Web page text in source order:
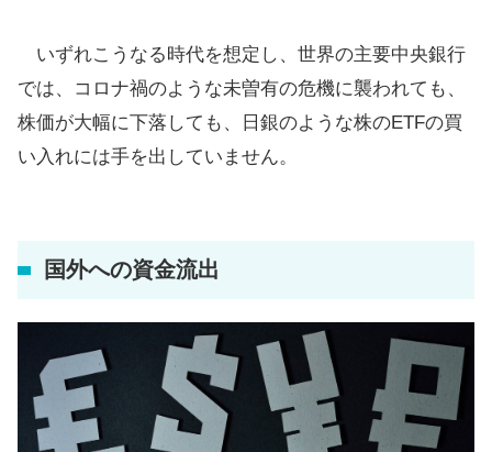
いずれこうなる時代を想定し、世界の主要中央銀行
では、コロナ禍のような未曽有の危機に襲われても、
株価が大幅に下落しても、日銀のような株のETFの買
い入れには手を出していません。
国外への資金流出